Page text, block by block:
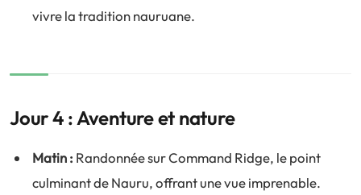
vivre la tradition nauruane.
Jour 4 : Aventure et nature
Matin : Randonnée sur Command Ridge, le point
culminant de Nauru, offrant une vue imprenable.